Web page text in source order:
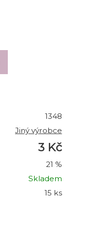
1348
Jiný výrobce
3 Kč
21 %
Skladem
15 ks